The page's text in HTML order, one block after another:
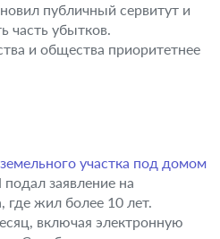
публичный сервитут и
часть убытков.
и общества приоритетнее
участка под домом
заявление на
где жил более 10 лет.
включая электронную